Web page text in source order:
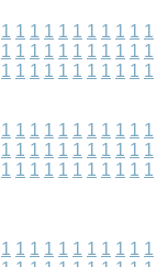
1 1 1 1 1 1 1 1 1 1 1
1 1 1 1 1 1 1 1 1 1 1
1 1 1 1 1 1 1 1 1 1 1
1 1 1 1 1 1 1 1 1 1 1
1 1 1 1 1 1 1 1 1 1 1
1 1 1 1 1 1 1 1 1 1 1
1 1 1 1 1 1 1 1 1 1 1